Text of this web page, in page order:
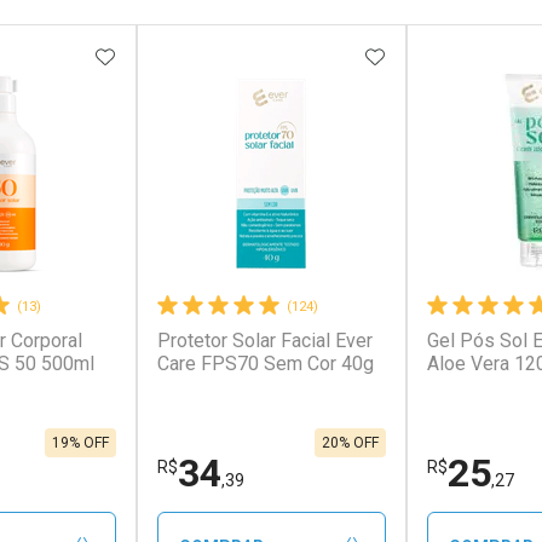
cada
cada
Ativar Desconto
Por R$ 110,45/cada
Por R$ 110,45/cada
Ativar
Por R$
Por R$
(13)
Corporal
50 500ml
19% OFF
ADICIONAR AOS FAVORITOS
(124)
Protetor Solar Facial Ever
Care FPS70 Sem Cor 40g
R$34,39
20% OFF
ADICIONAR AOS
Gel Pós Sol
Aloe Vera
R$25,27